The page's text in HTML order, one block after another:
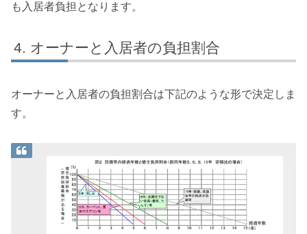
も入居者負担となります。
オーナーと入居者の負担割合
オーナーと入居者の負担割合は下記のような形で決定しま
す。